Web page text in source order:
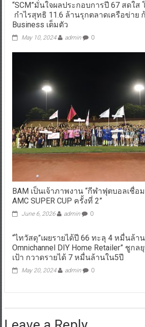
“SCM”มั่นใจผลประกอบการปี 67 สดใส
กำไรสุทธิ 11.6 ล้านรุกตลาดเครือข่าย
Business เต็มตัว
May 10, 2024 admin 0
BAM เป็นเจ้าภาพงาน “กีฬาฟุตบอลเชื่
AMC SUPER CUP ครั้งที่ 2”
June 6, 2026 admin 0
“ไทวัสดุ”เผยรายได้ปี 66 ทะลุ 4 หมื่นล้าน
Omnichannel DIY Home Retailer” ชูก
เป้า กวาดรายได้ 7 หมื่นล้านใน5ปี
May 20, 2024 admin 0